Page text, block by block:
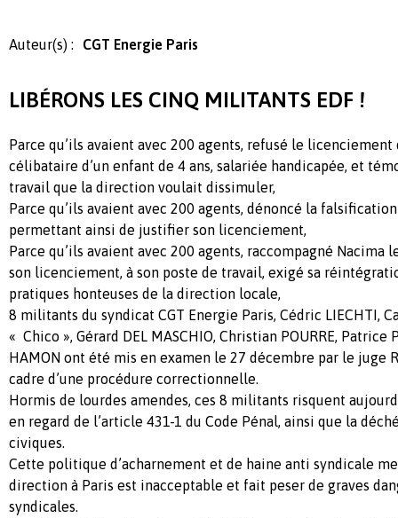
Auteur(s) : CGT Energie Paris
LIBÉRONS LES CINQ MILITANTS EDF !
Parce qu’ils avaient avec 200 agents, refusé le licenciement
célibataire d’un enfant de 4 ans, salariée handicapée, et
travail que la direction voulait dissimuler,
Parce qu’ils avaient avec 200 agents, dénoncé la
permettant ainsi de justifier son licenciement,
Parce qu’ils avaient avec 200 agents, raccompagné Nacima
son licenciement, à son poste de travail, exigé sa
pratiques honteuses de la direction locale,
8 militants du syndicat CGT Energie Paris, Cédric LIECHTI,
« Chico », Gérard DEL MASCHIO, Christian POURRE, Patrice
HAMON ont été mis en examen le 27 décembre par le juge
cadre d’une procédure correctionnelle.
Hormis de lourdes amendes, ces 8 militants risquent
en regard de l’article 431-1 du Code Pénal, ainsi que la
civiques.
Cette politique d’acharnement et de haine anti syndicale
direction à Paris est inacceptable et fait peser de graves
syndicales.